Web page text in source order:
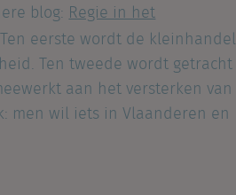
blog:Regie in het
eerste wordt de kleinhandel
Ten tweede wordt getracht
aan het versterken van
men wil iets in Vlaanderen en